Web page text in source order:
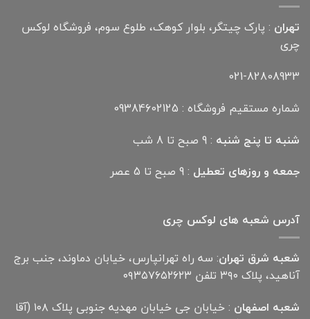
تهران : پارک چیتگر، بلوار کوهک، طلوع سوم، فروشگاه لوکس
چری
021-82808933
شماره مستقیم فروشگاه : 09384602125
شنبه تا پنج شنبه : 9 صبح تا 8 شب
جمعه و روزهای تعطیل : 9 صبح تا 5 عصر
آدرس شعبه های لوکس چری
شعبه شرق تهران: سه راه تهرانپارس، خیابان دماوند، جنب برج
آناهید، پلاک ۳۹۰ تلفن ۰۹۳۵۷۶۵۲۶۲۳
شعبه اصفهان
: خیابان جی خیابان مهدیه جنوبی پلاک ۱۰۸ (آقا